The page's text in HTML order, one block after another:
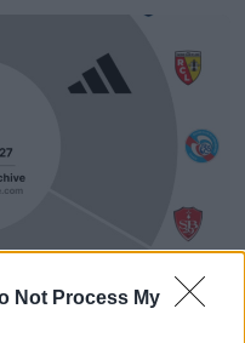
Not Process My
della Ligue 1 26-
9 marchi si